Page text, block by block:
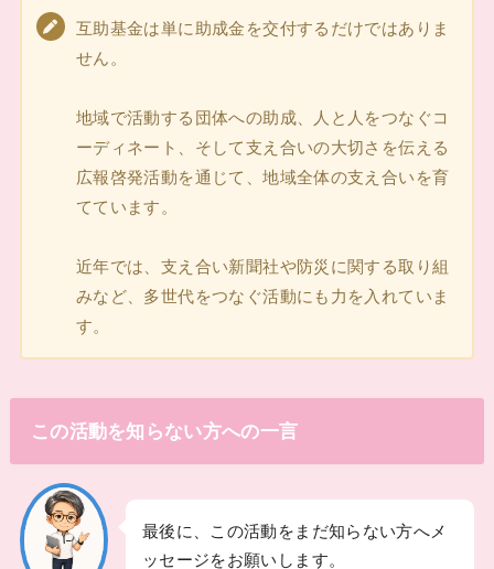
互助基金は単に助成金を交付するだけではありま
せん。
地域で活動する団体への助成、人と人をつなぐコ
ーディネート、そして支え合いの大切さを伝える
広報啓発活動を通じて、地域全体の支え合いを育
てています。
近年では、支え合い新聞社や防災に関する取り組
みなど、多世代をつなぐ活動にも力を入れていま
す。
この活動を知らない方への一言
最後に、この活動をまだ知らない方へメ
ッセージをお願いします。